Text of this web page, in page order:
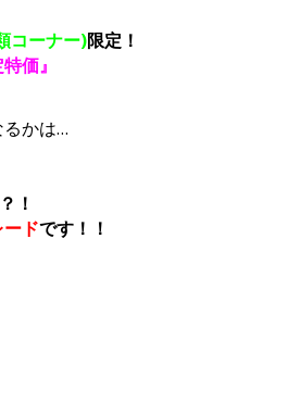
コーナー)限定！
価』
るかは…
！
ドです！！